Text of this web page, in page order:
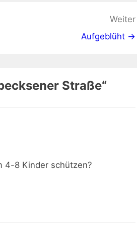
Weiter
Aufgeblüht →
Straße“
4-8 Kinder schützen?